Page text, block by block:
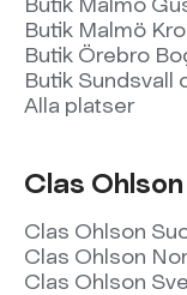
Butik Malmö
Butik Örebro
Butik Sundsvall
Alla platser
Clas
Clas Ohlson
Clas Ohlson
Clas Ohlson